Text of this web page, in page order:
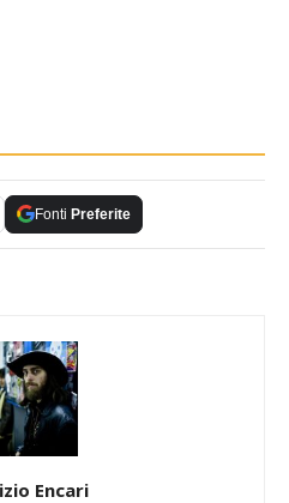
Fonti Preferite
Encari